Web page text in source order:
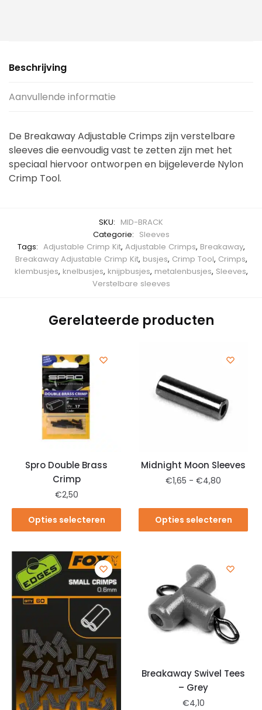
Beschrijving
Aanvullende informatie
De Breakaway Adjustable Crimps zijn verstelbare
sleeves die eenvoudig vast te zetten zijn met het
speciaal hiervoor ontworpen en bijgeleverde Nylon
Crimp Tool.
SKU: MID-BRACK
Categorie: Sleeves
Tags: Adjustable Crimp Kit, Adjustable Crimps, Breakaway,
Breakaway Adjustable Crimp Kit, busjes, Crimp Tool, Crimps,
klembusjes, knelbusjes, knijpbusjes, metalenbusjes, Sleeves,
Verstelbare sleeves
Gerelateerde producten
Spro Double Brass
Crimp
€2,50
Opties selecteren
Midnight Moon Sleeves
€1,65 - €4,80
Opties selecteren
Breakaway Swivel Tees
– Grey
€4,10